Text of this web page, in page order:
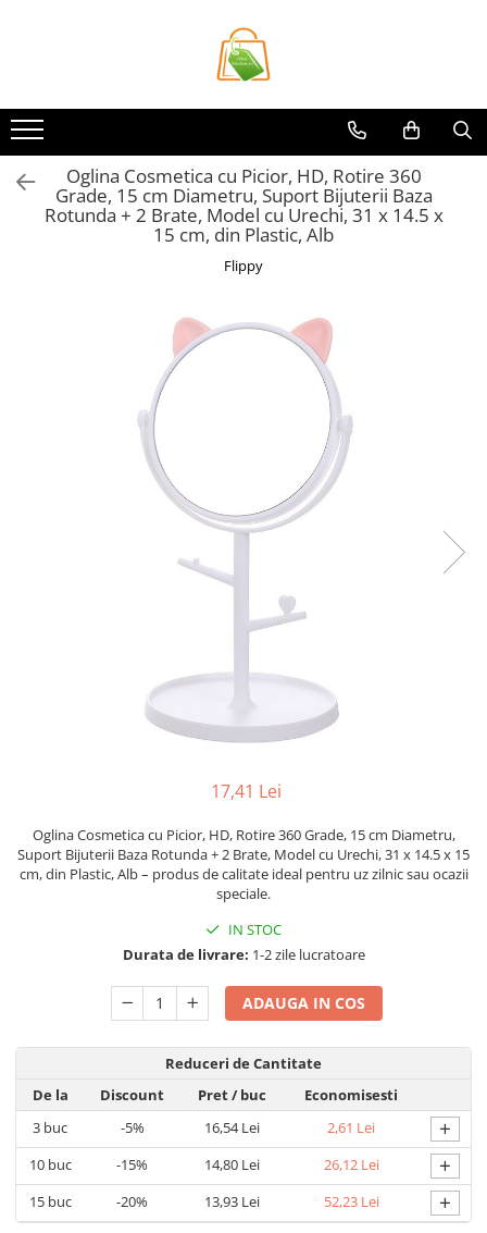
Casa si Bricolaj
Accesorii Birou si Consumabile
Articole pentru Animale
Articole pentru baie
Articole pentru Bucatarie
Forme cuburi de gheata
Genti Termoizolante Mancare
Organizatoare si Depozitare
Organizatoare si Depozitare
Pahare, Sticle si Cani
Ustensile pentru Bucătărie
Incalzire si climatizare
Maturi, Perii, Mopuri si Galeti
Produse ingrijire incaltaminte
Radiatoare si Seminee electrice
Articole pentru Gradina si Bricolaj
Articole pentru Iluminat
Lampi de veghe
Articole si, Echipamente pentru
Transport şi Ridicat
Pelerine, Umbrele si Accesorii
Videoproiectoare
Oglina Cosmetica cu Picior, HD, Rotire 360
Grade, 15 cm Diametru, Suport Bijuterii Baza
Rotunda + 2 Brate, Model cu Urechi, 31 x 14.5 x
15 cm, din Plastic, Alb
Flippy
17,41 Lei
Oglina Cosmetica cu Picior, HD, Rotire 360 Grade, 15 cm Diametru,
Suport Bijuterii Baza Rotunda + 2 Brate, Model cu Urechi, 31 x 14.5 x 15
cm, din Plastic, Alb – produs de calitate ideal pentru uz zilnic sau ocazii
speciale.
IN STOC
Durata de livrare: 1-2 zile lucratoare
ADAUGA IN COS
Reduceri de Cantitate
De la
Discount Pret/ buc
Economisesti
3 buc -5% 16,54 Lei 2,61 Lei +
10buc -15% 14,80 Lei 26,12 Lei +
15buc -20% 13,93 Lei 52,23 Lei +